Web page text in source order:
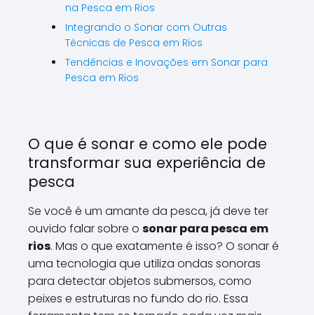
na Pesca em Rios
Integrando o Sonar com Outras
Técnicas de Pesca em Rios
Tendências e Inovações em Sonar para
Pesca em Rios
O que é sonar e como ele pode
transformar sua experiência de
pesca
Se você é um amante da pesca, já deve ter
ouvido falar sobre o sonar para pesca em
rios. Mas o que exatamente é isso? O sonar é
uma tecnologia que utiliza ondas sonoras
para detectar objetos submersos, como
peixes e estruturas no fundo do rio. Essa